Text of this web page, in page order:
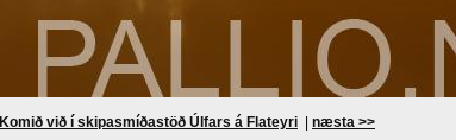
Komið við í skipasmíðastöð Úlfars á Flateyri næsta >>